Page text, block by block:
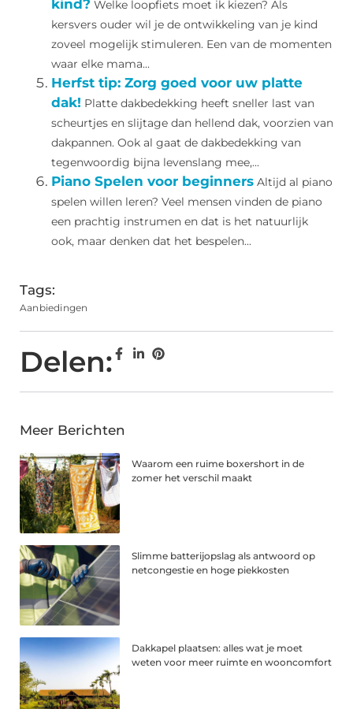
kind? Welke loopfiets moet ik kiezen? Als
kersvers ouder wil je de ontwikkeling van je kind
zoveel mogelijk stimuleren. Een van de momenten
waar elke mama...
Herfst tip: Zorg goed voor uw platte
dak! Platte dakbedekking heeft sneller last van
scheurtjes en slijtage dan hellend dak, voorzien van
dakpannen. Ook al gaat de dakbedekking van
tegenwoordig bijna levenslang mee,...
Piano Spelen voor beginners Altijd al piano
spelen willen leren? Veel mensen vinden de piano
een prachtig instrumen en dat is het natuurlijk
ook, maar denken dat het bespelen...
Tags:
Aanbiedingen
Delen:
Meer Berichten
Waarom een ruime boxershort in de
zomer het verschil maakt
Slimme batterijopslag als antwoord op
netcongestie en hoge piekkosten
Dakkapel plaatsen: alles wat je moet
weten voor meer ruimte en wooncomfort